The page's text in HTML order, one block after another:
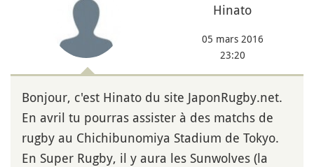
Hinato
05 mars 2016
23:20
Bonjour, c'est Hinato du site JaponRugby.net.
En avril tu pourras assister à des matchs de
rugby au Chichibunomiya Stadium de Tokyo.
En Super Rugby, il y aura les Sunwolves (la